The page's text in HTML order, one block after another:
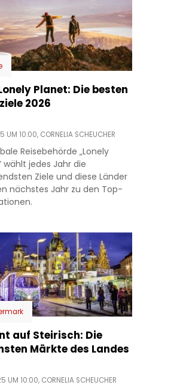
Planet: Die besten
2026
UM 10:00, CORNELIA SCHEUCHER
Reisebehörde „Lonely
wählt jedes Jahr die
Ziele und diese Länder
nächstes Jahr zu den Top-
auf Steirisch: Die
Märkte des Landes
UM 10:00, CORNELIA SCHEUCHER